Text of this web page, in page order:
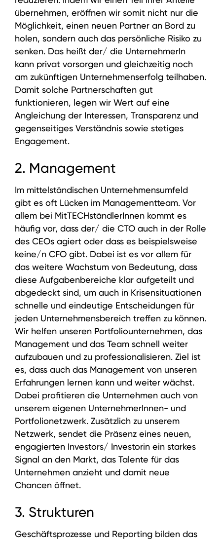
übernehmen, eröffnen wir somit nicht nur die
Möglichkeit, einen neuen Partner an Bord zu
holen, sondern auch das persönliche Risiko zu
senken. Das heißt der/ die UnternehmerIn
kann privat vorsorgen und gleichzeitig noch
am zukünftigen Unternehmenserfolg teilhaben.
Damit solche Partnerschaften gut
funktionieren, legen wir Wert auf eine
Angleichung der Interessen, Transparenz und
gegenseitiges Verständnis sowie stetiges
Engagement.
2. Management
Im mittelständischen Unternehmensumfeld
gibt es oft Lücken im Managementteam. Vor
allem bei MitTECHständlerInnen kommt es
häufig vor, dass der/ die CTO auch in der Rolle
des CEOs agiert oder dass es beispielsweise
keine/n CFO gibt. Dabei ist es vor allem für
das weitere Wachstum von Bedeutung, dass
diese Aufgabenbereiche klar aufgeteilt und
abgedeckt sind, um auch in Krisensituationen
schnelle und eindeutige Entscheidungen für
jeden Unternehmensbereich treffen zu können.
Wir helfen unseren Portfoliounternehmen, das
Management und das Team schnell weiter
aufzubauen und zu professionalisieren. Ziel ist
es, dass auch das Management von unseren
Erfahrungen lernen kann und weiter wächst.
Dabei profitieren die Unternehmen auch von
unserem eigenen UnternehmerInnen- und
Portfolionetzwerk. Zusätzlich zu unserem
Netzwerk, sendet die Präsenz eines neuen,
engagierten Investors/ Investorin ein starkes
Signal an den Markt, das Talente für das
Unternehmen anzieht und damit neue
Chancen öffnet.
3. Strukturen
Geschäftsprozesse und Reporting bilden das